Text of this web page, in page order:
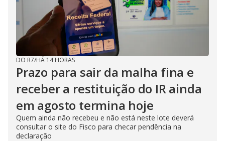
DO R7/HÁ 14 HORAS
Prazo para sair da malha fina e
receber a restituição do IR ainda
em agosto termina hoje
Quem ainda não recebeu e não está neste lote deverá
consultar o site do Fisco para checar pendência na
declaração